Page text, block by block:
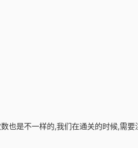
也是不一样的,我们在通关的时候,需要